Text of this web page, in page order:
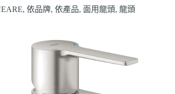
, 依品牌, 依產品, 面用龍頭, 龍頭